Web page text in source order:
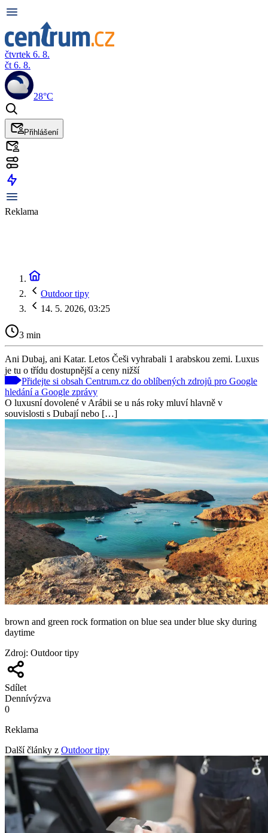
čtvrtek 6. 8.
čt 6. 8.
28°C
Přihlášení
Reklama
Outdoor tipy
14. 5. 2026, 03:25
3 min
Ani Dubaj, ani Katar. Letos Češi vyhrabali 1 arabskou zemi. Luxus
je tu o třídu dostupnější a ceny nižší
Přidejte si obsah Centrum.cz do oblíbených zdrojů pro Google
hledání a Google zprávy
O luxusní dovolené v Arábii se u nás roky mluví hlavně v
souvislosti s Dubají nebo […]
brown and green rock formation on blue sea under blue sky during
daytime
Zdroj: Outdoor tipy
Sdílet
Dennívýzva
0
Reklama
Další články z Outdoor tipy